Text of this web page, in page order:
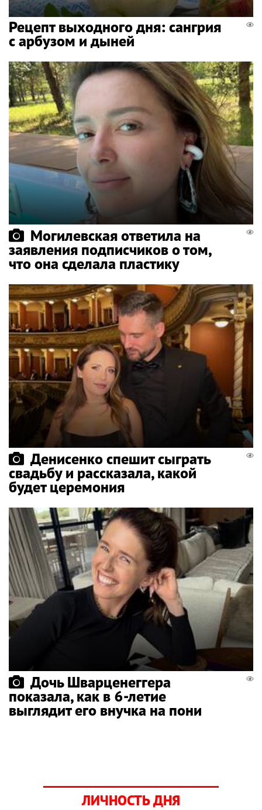
Рецепт выходного дня: сангрия
с арбузом и дыней
Могилевская ответила на
заявления подписчиков о том,
что она сделала пластику
Денисенко спешит сыграть
свадьбу и рассказала, какой
будет церемония
Дочь Шварценеггера
показала, как в 6-летие
выглядит его внучка на пони
ЛИЧНОСТЬ ДНЯ